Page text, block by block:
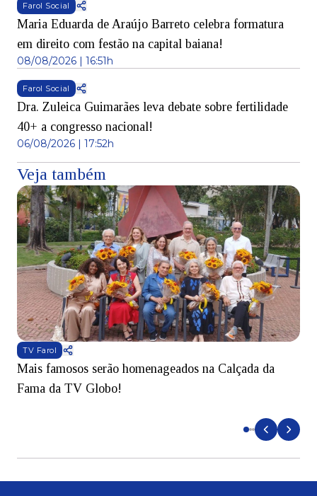
Farol Social
Maria Eduarda de Araújo Barreto celebra formatura
em direito com festão na capital baiana!
08/08/2026 | 16:51h
Farol Social
Dra. Zuleica Guimarães leva debate sobre fertilidade
40+ a congresso nacional!
06/08/2026 | 17:52h
Veja também
TV Farol
Mais famosos serão homenageados na Calçada da
Fama da TV Globo!